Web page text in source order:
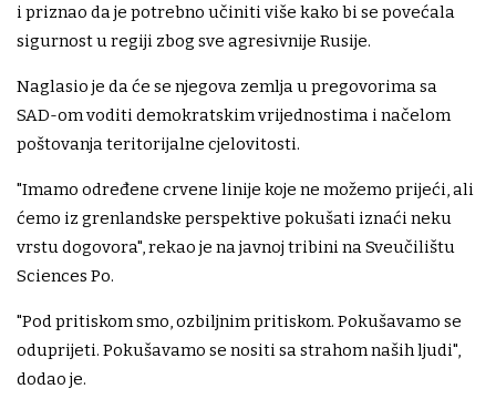
i priznao da je potrebno učiniti više kako bi se povećala
sigurnost u regiji zbog sve agresivnije Rusije.
Naglasio je da će se njegova zemlja u pregovorima sa
SAD-om voditi demokratskim vrijednostima i načelom
poštovanja teritorijalne cjelovitosti.
"Imamo određene crvene linije koje ne možemo prijeći, ali
ćemo iz grenlandske perspektive pokušati iznaći neku
vrstu dogovora", rekao je na javnoj tribini na Sveučilištu
Sciences Po.
"Pod pritiskom smo, ozbiljnim pritiskom. Pokušavamo se
oduprijeti. Pokušavamo se nositi sa strahom naših ljudi",
dodao je.